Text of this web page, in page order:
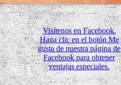
Visítenos en Facebook.
Haga clic en el botón Me
gusta de nuestra página de
Facebook para obtener
ventajas especiales.